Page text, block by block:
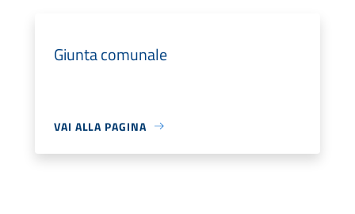
Giunta comunale
VAI ALLA PAGINA